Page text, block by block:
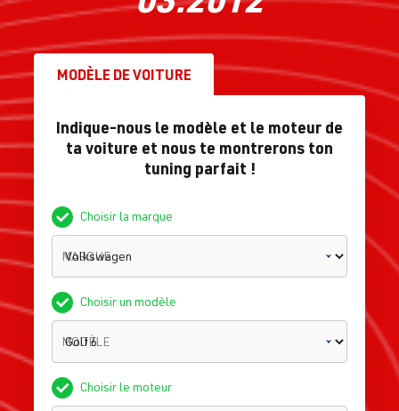
MODÈLE DE VOITURE
Indique-nous le modèle et le moteur de
ta voiture et nous te montrerons ton
tuning parfait !
Choisir la marque
MARQUE
Choisir un modèle
MODÈLE
Choisir le moteur